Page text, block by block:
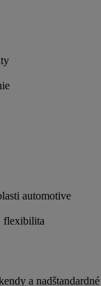
automotive
flexibilita
a